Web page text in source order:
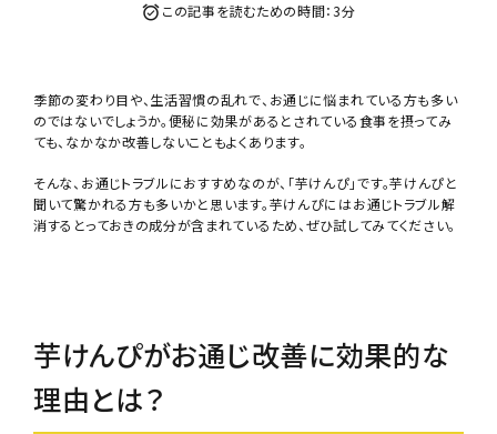
この記事を読むための時間：3分
季節の変わり目や、生活習慣の乱れで、お通じに悩まれている方も多い
のではないでしょうか。便秘に効果があるとされている食事を摂ってみ
ても、なかなか改善しないこともよくあります。
そんな、お通じトラブルにおすすめなのが、「芋けんぴ」です。芋けんぴと
聞いて驚かれる方も多いかと思います。芋けんぴにはお通じトラブル解
消するとっておきの成分が含まれているため、ぜひ試してみてください。
芋けんぴがお通じ改善に効果的な
理由とは？